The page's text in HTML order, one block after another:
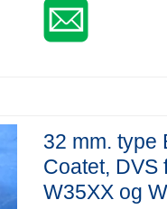
32 mm. type
Coatet, DVS
W35XX og